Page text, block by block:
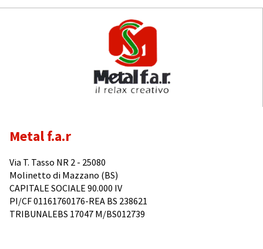
Metal f.a.r
Via T. Tasso NR 2 - 25080
Molinetto di Mazzano (BS)
CAPITALE SOCIALE 90.000 IV
PI/CF 01161760176-REA BS 238621
TRIBUNALEBS 17047 M/BS012739